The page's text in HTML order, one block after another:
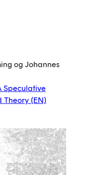
og Johannes
Speculative
Theory (EN)